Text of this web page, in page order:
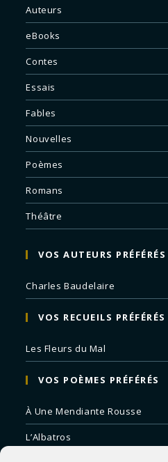
Auteurs
eBooks
Contes
Essais
Fables
Nouvelles
Poèmes
Romans
Théâtre
VOS AUTEURS PRÉFÉRÉS
Charles Baudelaire
VOS RECUEILS PRÉFÉRÉS
Les Fleurs du Mal
VOS POÈMES PRÉFÉRÉS
À Une Mendiante Rousse
L’Albatros